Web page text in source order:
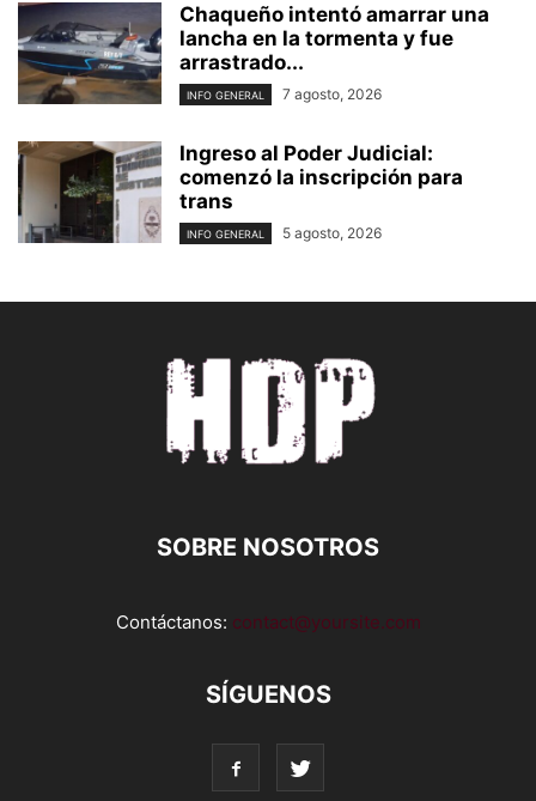
Chaqueño intentó amarrar una
lancha en la tormenta y fue
arrastrado...
INFO GENERAL 7 agosto, 2026
Ingreso al Poder Judicial:
comenzó la inscripción para
trans
INFO GENERAL 5 agosto, 2026
SOBRE NOSOTROS
Contáctanos: contact@yoursite.com
SÍGUENOS